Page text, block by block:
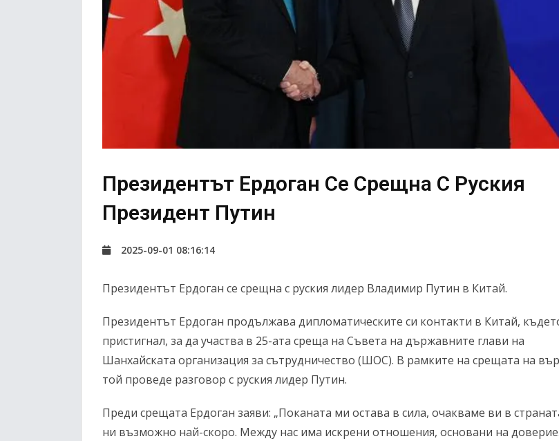
Президентът Ердоган Се Срещна С Руския
Президент Путин
2025-09-01 08:16:14
Президентът Ердоган се срещна с руския лидер Владимир Путин в Китай.
Президентът Ердоган продължава дипломатическите си контакти в Китай,
пристигнал, за да участва в 25-ата среща на Съвета на държавните глави на
Шанхайската организация за сътрудничество (ШОС). В рамките на срещата на
той проведе разговор с руския лидер Путин.
Преди срещата Ердоган заяви: „Поканата ми остава в сила, очакваме ви в
ни възможно най-скоро. Между нас има искрени отношения, основани на доверие.